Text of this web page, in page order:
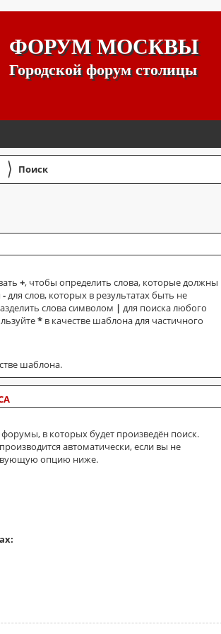
ФОРУМ МОСКВЫ
Городской форум столицы
〉 Поиск
+, чтобы определить слова, которые должны
- для слов, которых в результатах быть не
слова символом | для поиска любого
* в качестве шаблона для частичного
шаблона.
в которых будет произведён поиск.
автоматически, если вы не
опцию ниже.